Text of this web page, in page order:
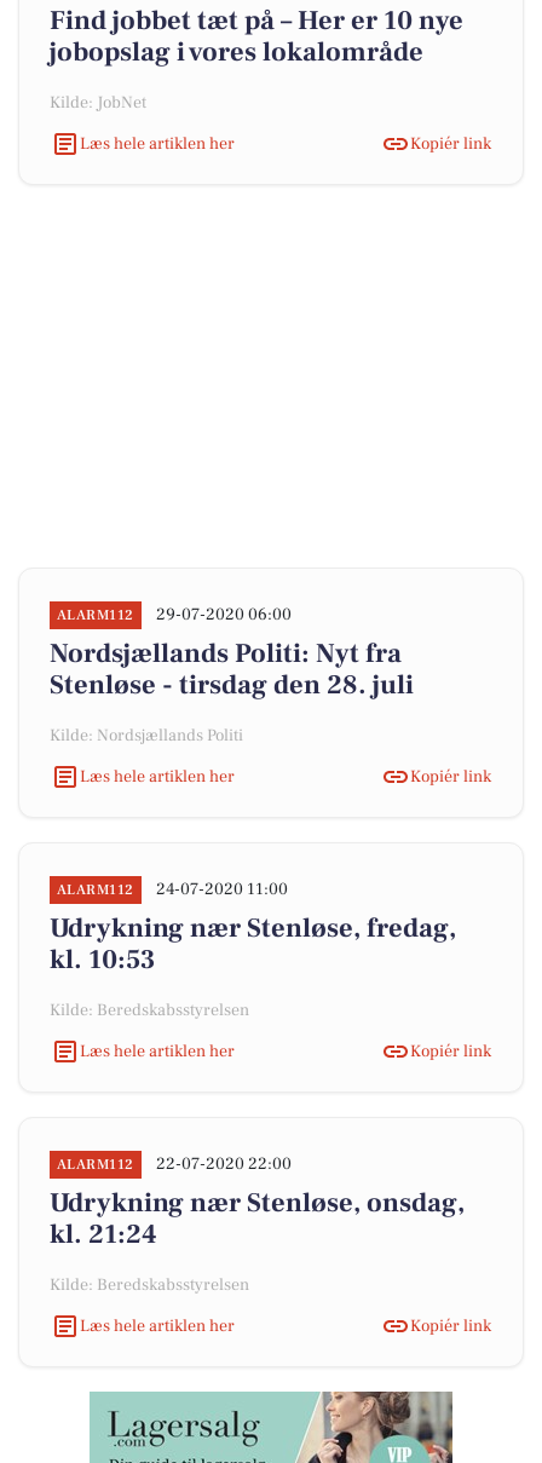
Find jobbet tæt på – Her er 10 nye
jobopslag i vores lokalområde
Kilde: JobNet
Læs hele artiklen her
Kopiér link
ALARM112 29-07-2020 06:00
Nordsjællands Politi: Nyt fra
Stenløse - tirsdag den 28. juli
Kilde: Nordsjællands Politi
Læs hele artiklen her
Kopiér link
ALARM112 24-07-2020 11:00
Udrykning nær Stenløse, fredag,
kl. 10:53
Kilde: Beredskabsstyrelsen
Læs hele artiklen her
Kopiér link
ALARM112 22-07-2020 22:00
Udrykning nær Stenløse, onsdag,
kl. 21:24
Kilde: Beredskabsstyrelsen
Læs hele artiklen her
Kopiér link